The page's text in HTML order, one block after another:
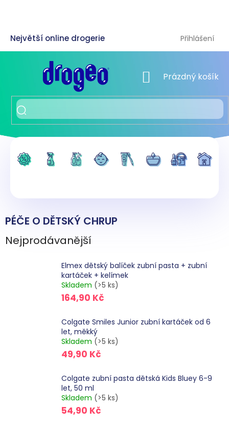
Přihlášení
NÁKUPNÍ KOŠÍK
Prázdný košík
PÉČE O DĚTSKÝ CHRUP
Nejprodávanější
Elmex dětský balíček zubní pasta + zubní
kartáček + kelímek
Skladem (>5 ks)
164,90 Kč
Colgate Smiles Junior zubní kartáček od 6
let, měkký
Skladem (>5 ks)
49,90 Kč
Colgate zubní pasta dětská Kids Bluey 6-9
let, 50 ml
Skladem (>5 ks)
54,90 Kč